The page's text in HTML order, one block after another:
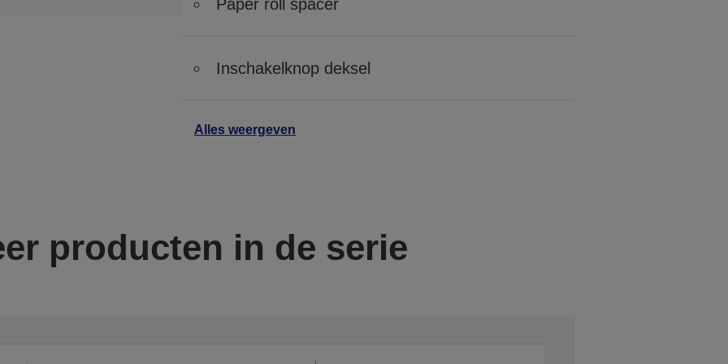
Paper roll spacer
Inschakelknop deksel
Alles weergeven
producten in de serie